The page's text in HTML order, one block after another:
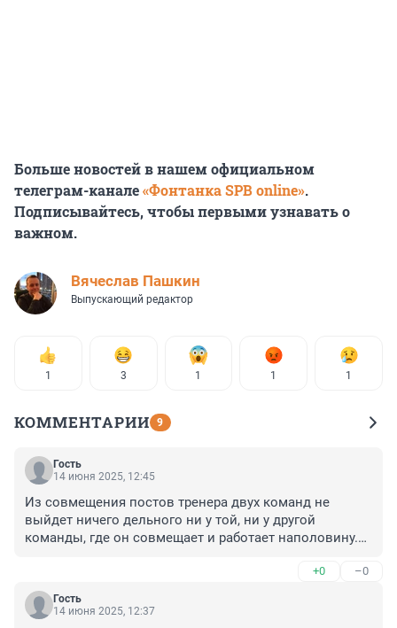
Больше новостей в нашем официальном
телеграм-канале«Фонтанка SPB online».
Подписывайтесь, чтобы первыми узнавать о
важном.
Вячеслав Пашкин
Выпускающий редактор
1 3 1 1 1
КОММЕНТАРИИ 9
Гость
14 июня 2025, 12:45
Из совмещения постов тренера двух команд не
выйдет ничего дельного ни у той, ни у другой
команды, где он совмещает и работает наполовину.
1.Карпин берёт в сборную и в Динамо лучших
игроков.
Тогда Динамо чемпион.
+0 –0
Гость
14 июня 2025, 12:37